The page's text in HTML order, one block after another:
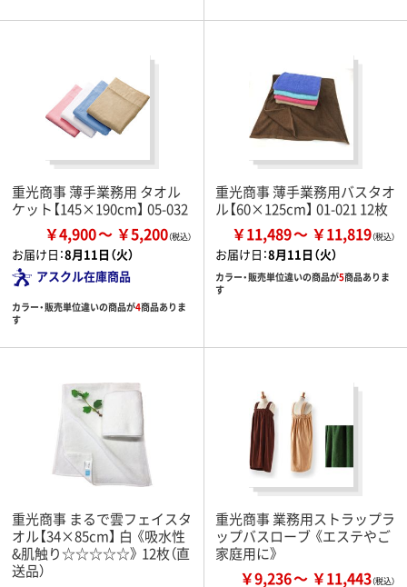
重光商事 薄手業務用 タオル
ケット【145×190cm】 05-032
￥4,900 ￥5,200
お届け日：8月11日（火）
アスクル在庫商品
カラー・販売単位違いの商品が4商品ありま
す
重光商事 薄手業務用バスタオ
ル【60×125cm】 01-021 12枚
￥11,489 ￥11,819
お届け日：8月11日（火）
カラー・販売単位違いの商品が5商品ありま
す
重光商事 まるで雲フェイスタ
オル【34×85cm】 白 《吸水性
&肌触り☆☆☆☆☆》 12枚（直
送品）
重光商事 業務用ストラップラ
ップバスローブ 《エステやご
家庭用に》
￥9,236 ￥11,443